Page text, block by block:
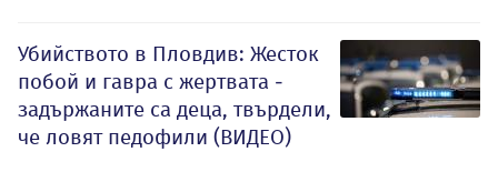
Убийството в Пловдив: Жесток
побой и гавра с жертвата -
задържаните са деца, твърдели,
че ловят педофили (ВИДЕО)